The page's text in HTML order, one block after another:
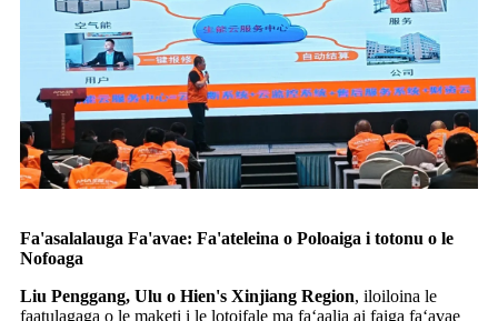
Fa'asalalauga Fa'avae: Fa'ateleina o Poloaiga i totonu o le
Nofoaga
Liu Penggang, Ulu o Hien's Xinjiang Region, iloiloina le
faatulagaga o le maketi i le lotoifale ma faʻaalia ai faiga faʻavae